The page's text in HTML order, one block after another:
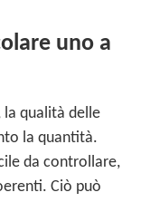
uno a
la qualità delle
la quantità.
da controllare,
Ciò può